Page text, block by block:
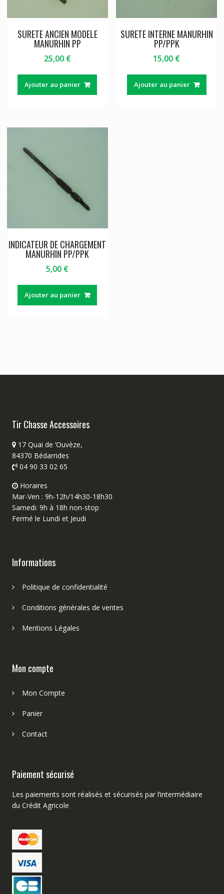
SURETE ANCIEN MODELE
MANURHIN PP
25,00 €
Ajouter au panier
SURETE INTERNE MANURHIN
PP/PPK
15,00 €
Ajouter au panier
INDICATEUR DE CHARGEMENT
MANURHIN PP/PPK
5,00 €
Ajouter au panier
Tir Chasse Accessoires
17 Quai de ‘Ouvèze,
84370 Bédarrides
04 90 33 02 65
Horaires
Mar-Ven : 9h-12h/14h30-18h30
Samedi: 9h à 18h non-stop
Fermé le Lundi et Jeudi
Informations
Politique de confidentialité
Conditions générales de ventes
Mentions Légales
Mon compte
Mon Compte
Panier
Contact
Paiement sécurisé
Les paiements sont réalisés et sécurisés par l’intermédiaire
du Crédit Agricole